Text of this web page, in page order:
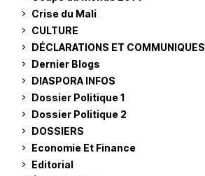
Crise du Mali
CULTURE
DÉCLARATIONS ET COMMUNIQUES
Dernier Blogs
DIASPORA INFOS
Dossier Politique 1
Dossier Politique 2
DOSSIERS
Economie Et Finance
Editorial